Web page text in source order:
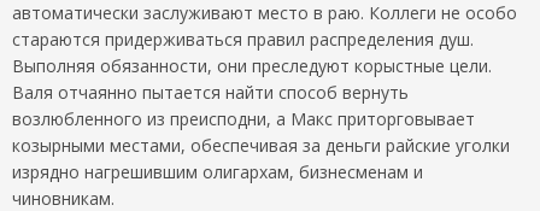
автоматически заслуживают место в раю. Коллеги не особо
стараются придерживаться правил распределения душ.
Выполняя обязанности, они преследуют корыстные цели.
Валя отчаянно пытается найти способ вернуть
возлюбленного из преисподни, а Макс приторговывает
козырными местами, обеспечивая за деньги райские уголки
изрядно нагрешившим олигархам, бизнесменам и
чиновникам.